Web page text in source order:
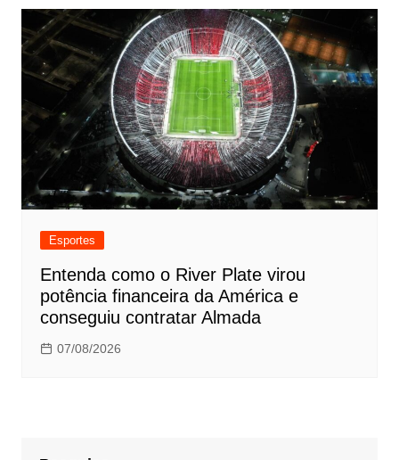
Esportes
Entenda como o River Plate virou
potência financeira da América e
conseguiu contratar Almada
07/08/2026